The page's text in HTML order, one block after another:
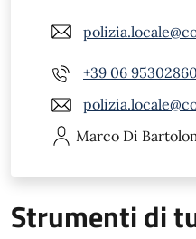
+39 06 95302860
Marco Di
Strumenti di